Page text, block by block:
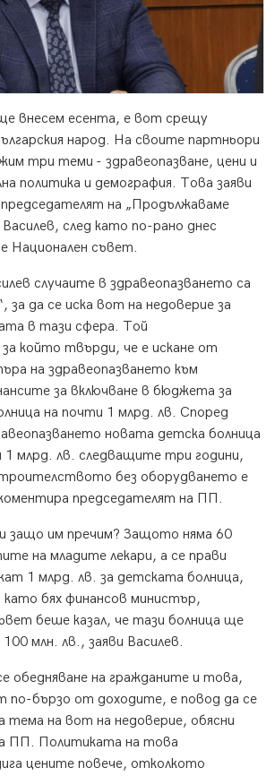
внесем есента, е вот срещу
народ. На своите партньори
три теми - здравеопазване, цени и
политика и демография. Това заяви
на „Продължаваме
след като по-рано днес
Национален съвет.
случаите в здравеопазването са
за да се иска вот на недоверие за
в тази сфера. Той
който твърди, че е искане от
на здравеопазването към
за включване в бюджета за
на почти 1 млрд. лв. Според
новата детска болница
млрд. лв. следващите три години,
без оборудването е
председателят на ПП.
защо им пречим? Защото няма 60
на младите лекари, а се прави
1 млрд. лв. за детската болница,
като бях финансов министър,
беше казал, че тази болница ще
млн. лв., заяви Василев.
на гражданите и това,
по-бързо от доходите, е повод да се
тема на вот на недоверие, обясни
ПП. Политиката на това
цените повече, отколкото